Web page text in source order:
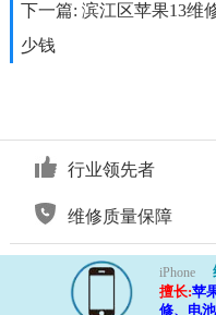
下一篇: 滨江区苹果13维
少钱
行业领先者
维修质量保障
iPhone
擅长:苹
修、电